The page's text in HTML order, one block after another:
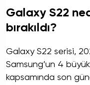
Galaxy S22
bırakıldı?
Galaxy S22 serisi,
Samsung’un 4
kapsamında son